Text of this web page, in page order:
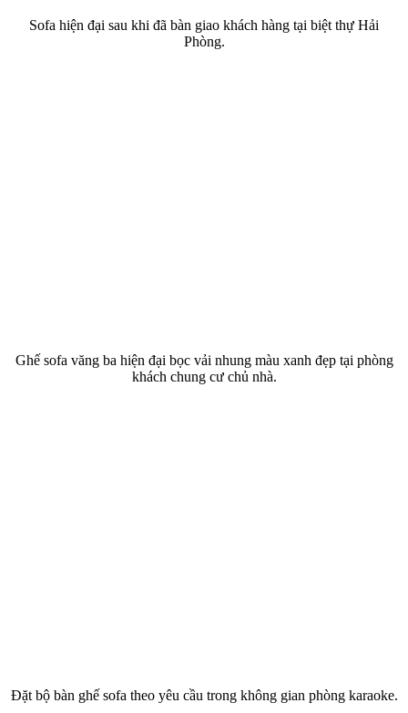
Sofa hiện đại sau khi đã bàn giao khách hàng tại biệt thự Hải
Phòng.
Ghế sofa văng ba hiện đại bọc vải nhung màu xanh đẹp tại phòng
khách chung cư chủ nhà.
Đặt bộ bàn ghế sofa theo yêu cầu trong không gian phòng karaoke.